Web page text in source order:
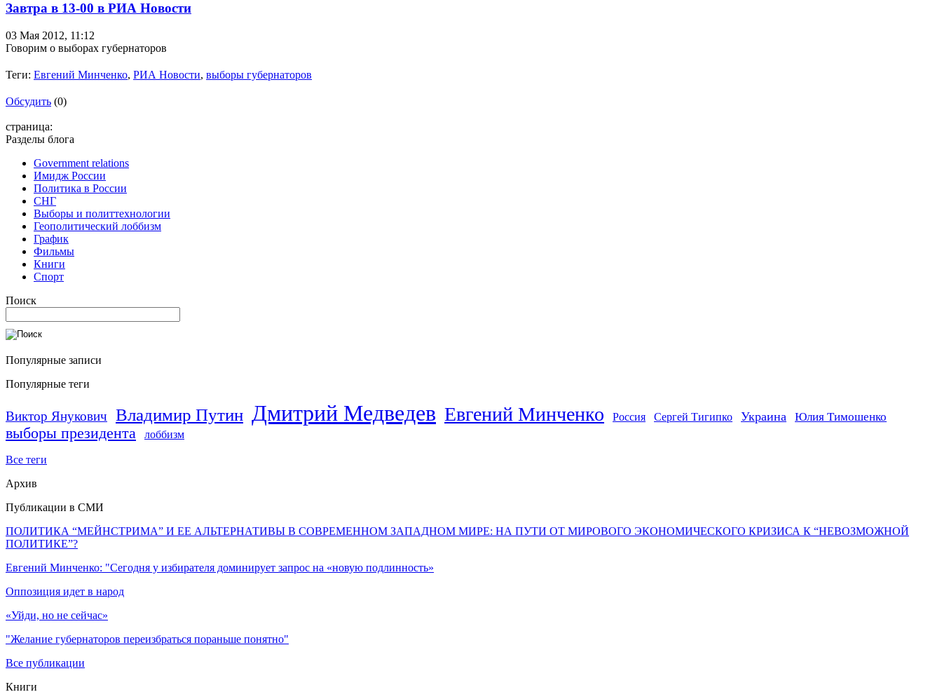
Завтра в 13-00 в РИА Новости
03 Мая 2012, 11:12
Говорим о выборах губернаторов
Теги: Евгений Минченко, РИА Новости, выборы губернаторов
Обсудить (0)
страница:
Разделы блога
Government relations
Имидж России
Политика в России
СНГ
Выборы и политтехнологии
Геополитический лоббизм
График
Фильмы
Книги
Спорт
Поиск
Популярные записи
Популярные теги
Виктор Янукович Владимир Путин Дмитрий Медведев Евгений Минченко Россия Сергей Тигипко Украина Юлия Тимошенко
выборы президента лоббизм
Все теги
Архив
Публикации в СМИ
ПОЛИТИКА “МЕЙНСТРИМА” И ЕЕ АЛЬТЕРНАТИВЫ В СОВРЕМЕННОМ ЗАПАДНОМ МИРЕ: НА ПУТИ ОТ МИРОВОГО ЭКОНОМИЧЕСКОГО КРИЗИСА К “НЕВОЗМОЖНОЙ
ПОЛИТИКЕ”?
Евгений Минченко: "Сегодня у избирателя доминирует запрос на «новую подлинность»
Оппозиция идет в народ
«Уйди, но не сейчас»
"Желание губернаторов переизбраться пораньше понятно"
Все публикации
Книги